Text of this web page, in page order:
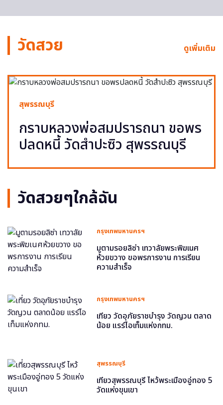
วัดสวย ดูเพิ่มเติม
สุพรรณบุรี
กราบหลวงพ่อสมปรารถนา ขอพร
ปลดหนี้ วัดสำปะซิว สุพรรณบุรี
วัดสวยๆใกล้ฉัน
กรุงเทพมหานครฯ
มูตามรอยลิซ่า เทวาลัยพระพิฆเนศ
ห้วยขวาง ขอพรการงาน การเรียน
ความสำเร็จ
กรุงเทพมหานครฯ
เที่ยว วัดอุภัยราชบำรุง วัดญวน ตลาด
น้อย แรร์ไอเท็มแห่งกทม.
สุพรรณบุรี
เที่ยวสุพรรณบุรี ไหว้พระเมืองอู่ทอง 5
วัดแห่งขุนเขา